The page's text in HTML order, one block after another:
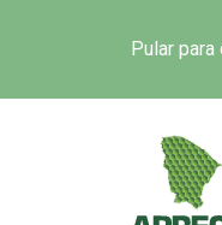
Pular para